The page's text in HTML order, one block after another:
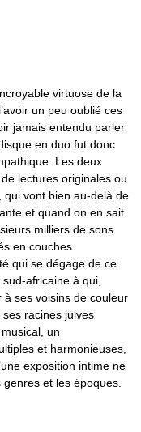
virtuose de la
un peu oublié ces
jamais entendu parler
en duo fut donc
Les deux
lectures originales ou
vont bien au-delà de
et quand on en sait
milliers de sons
en couches
qui se dégage de ce
africaine à qui,
ses voisins de couleur
racines juives
un
et harmonieuses,
exposition intime ne
et les époques.